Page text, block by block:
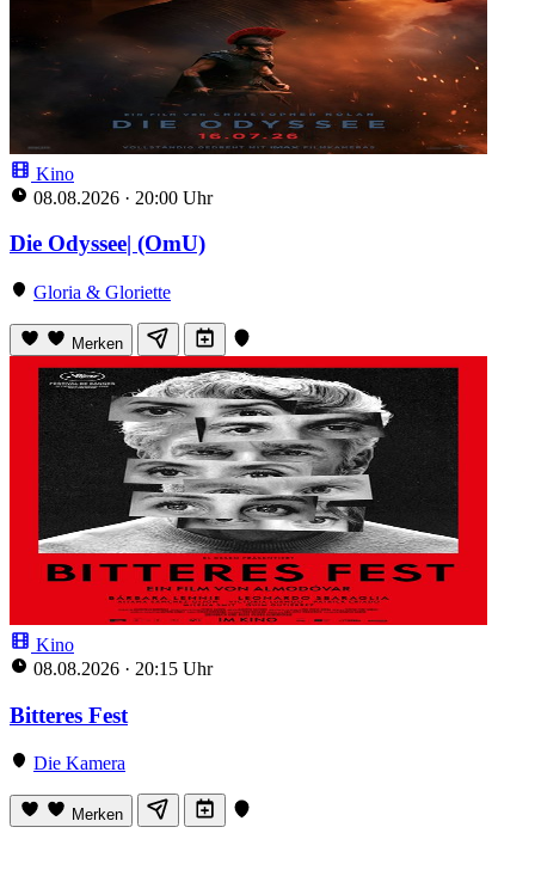
Kino
08.08.2026 · 20:00 Uhr
Die Odyssee| (OmU)
Gloria & Gloriette
Merken
Kino
08.08.2026 · 20:15 Uhr
Bitteres Fest
Die Kamera
Merken